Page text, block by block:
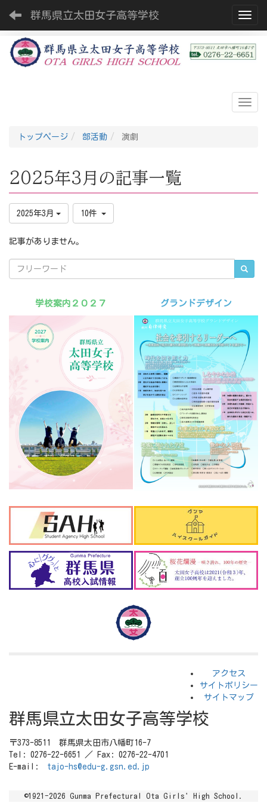
群馬県立太田女子高等学校
トップページ 部活動 演劇
2025年3月の記事一覧
2025年3月 10件
記事がありません。
学校案内２０２７ グランドデザイン
アクセス
サイトポリシー
サイトマップ
群馬県立太田女子高等学校
〒373-8511 群馬県太田市八幡町16-7
Tel: 0276-22-6651 ／ Fax: 0276-22-4701
E-mail: tajo-hs@edu-g.gsn.ed.jp
©1921-2026 Gunma Prefectural Ota Girls' High School.